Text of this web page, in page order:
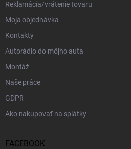
Reklamácia/vrátenie tovaru
Moja objednávka
Kontakty
Autorádio do môjho auta
Montáž
Naše práce
GDPR
Ako nakupovať na splátky
FACEBOOK